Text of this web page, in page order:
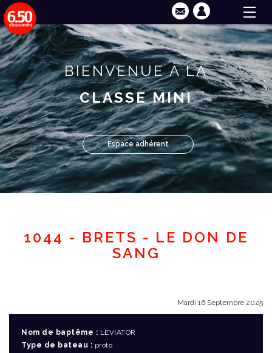
BIENVENUE À LA
CLASSE MINI
Espace adhérent
1044 - BRETS - LE DON DE
SANG
Mardi 16 Septembre 2025
Nom de baptême : LEVIATOR
Type de bateau : proto